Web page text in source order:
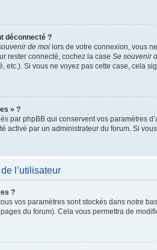
déconnecté ?
de moi lors de votre connexion, vous
rester connecté, cochez la case Se souvenir
etc.). Si vous ne voyez pas cette case, cela
» ?
par phpBB qui conservent vos paramètres
activé par un administrateur du forum. Si
l’utilisateur
?
vos paramètres sont stockés dans notre
du forum). Cela vous permettra de